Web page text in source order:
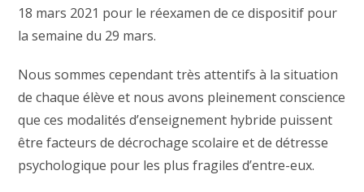
18 mars 2021 pour le réexamen de ce dispositif pour
la semaine du 29 mars.
Nous sommes cependant très attentifs à la situation
de chaque élève et nous avons pleinement conscience
que ces modalités d’enseignement hybride puissent
être facteurs de décrochage scolaire et de détresse
psychologique pour les plus fragiles d’entre-eux.